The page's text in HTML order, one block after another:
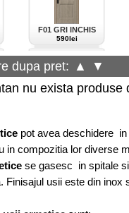
F01 GRI INCHIS
590lei
dupa pret: ▲
▼
nu exista produse
pot avea deschidere
in compozitia lor diverse
se gasesc in spitale
Finisajul usii este din inox